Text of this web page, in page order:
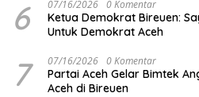
6 07/16/2026 0 Komentar
Ketua Demokrat Bireuen:
Untuk Demokrat Aceh
7 07/16/2026 0 Komentar
Partai Aceh Gelar Bimtek
Aceh di Bireuen